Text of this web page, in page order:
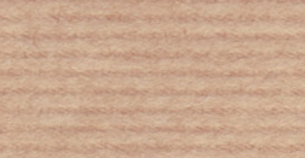
Thorax_TUC για τους
υγείας
Πολυτεχνείο Κρήτης